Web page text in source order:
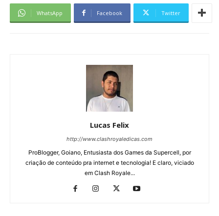
WhatsApp Facebook Twitter
Lucas Felix
http://www.clashroyaledicas.com
ProBlogger, Goiano, Entusiasta dos Games da Supercell, por
criação de conteúdo pra internet e tecnologia! E claro, viciado
em Clash Royale...